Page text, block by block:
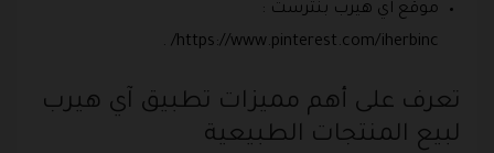
موقع اي هيرب بنترست :
https://www.pinterest.com/iherbinc/ .
تعرف على أهم مميزات تطبيق آي هيرب
لبيع المنتجات الطبيعية